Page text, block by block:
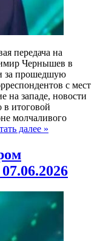
передача на
Чернышев в
за прошедшую
с мест
на западе, новости
в итоговой
молчаливого
далее »